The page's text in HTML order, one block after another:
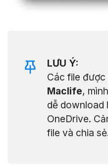
LƯU Ý:
Các file được
Maclife,
dễ download
OneDrive.
file và chia